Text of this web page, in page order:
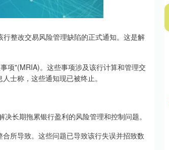
整改交易风险管理缺陷的正式通知。这是解
项"(MRIA)。这些事项涉及该行计算和管理交
士称，这些通知现已被终止。
长期拖累银行盈利的风险管理和控制问题。
所导致。这些问题已导致该行失误并招致数